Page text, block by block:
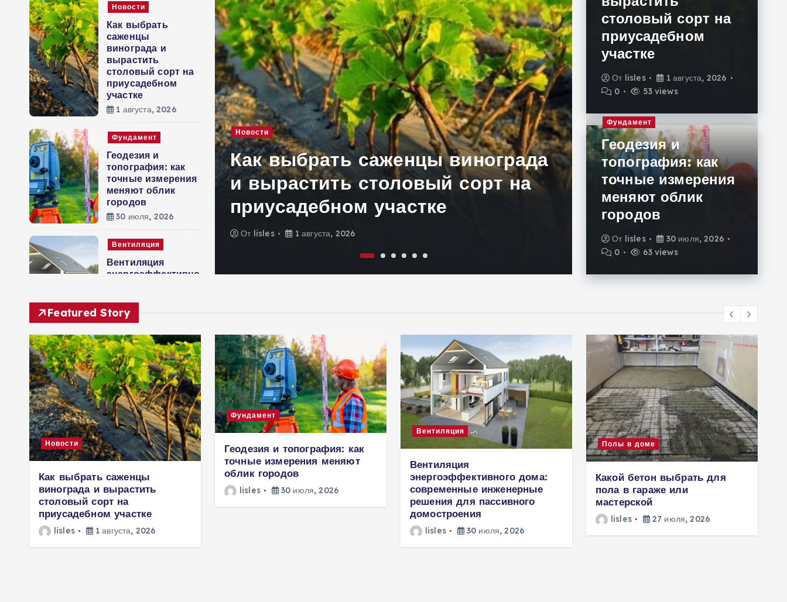
Новости
Как выбрать
саженцы
винограда и
вырастить
столовый сорт на
приусадебном
участке
1 августа, 2026
Фундамент
Геодезия и
топография: как
точные измерения
меняют облик
городов
30 июля, 2026
Вентиляция
Вентиляция
энергоэффективно
инженерные
решения для
пассивного
домостроения
30 июля, 2026
как сделать
только за счет
Новости
Как выбрать саженцы винограда
и вырастить столовый сорт на
приусадебном участке
От lisles 1 августа, 2026
Фундамент
Геодезия и
точные измерения
городов
От lisles 30 июля, 2026
столовый сорт на
приусадебном
участке
От lisles
1 августа, 2026
0
53 views
Фундамент
Геодезия и
топография: как
точные измерения
меняют облик
городов
От lisles
30 июля, 2026
0
63 views
Featured Story
Новости
Как выбрать саженцы
винограда и вырастить
столовый сорт на
приусадебном участке
lisles 1 августа, 2026
Фундамент
Геодезия и топография: как
точные измерения меняют
облик городов
lisles 30 июля, 2026
Вентиляция
Вентиляция
энергоэффективного дома:
современные инженерные
решения для пассивного
домостроения
lisles 30 июля, 2026
Полы в доме
Какой бетон выбрать для
пола в гараже или
мастерской
lisles 27 июля, 2026